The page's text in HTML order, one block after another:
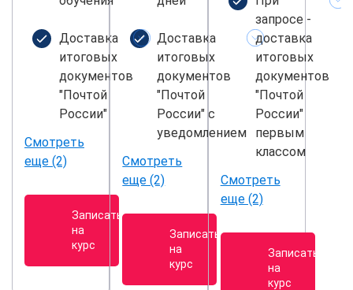
Доставка
итоговых
документов
"Почтой
России"
Смотреть
еще (2)
Записаться
на
курс
Доставка
итоговых
документов
"Почтой
России" с
уведомлением
Смотреть
еще (2)
Записаться
на
курс
запросе -
доставка
итоговых
документов
"Почтой
России"
первым
классом
Смотреть
еще (2)
Записаться
на
курс